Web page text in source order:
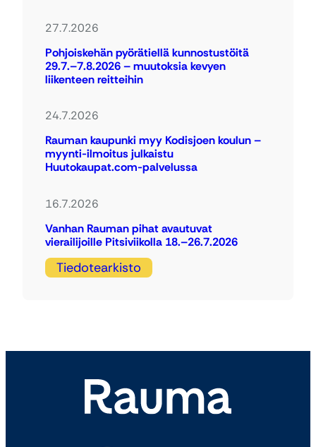
27.7.2026
Pohjoiskehän pyörätiellä kunnostustöitä
29.7.–7.8.2026 – muutoksia kevyen
liikenteen reitteihin
24.7.2026
Rauman kaupunki myy Kodisjoen koulun –
myynti-ilmoitus julkaistu
Huutokaupat.com-palvelussa
16.7.2026
Vanhan Rauman pihat avautuvat
vierailijoille Pitsiviikolla 18.–26.7.2026
Tiedotearkisto